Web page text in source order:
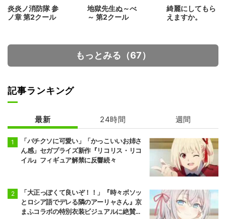
炎炎ノ消防隊 参
ノ章 第2クール
地獄先生ぬ～べ
～ 第2クール
綺麗にしてもら
えますか。
もっとみる（67）
記事ランキング
最新 24時間 週間
「バチクソに可愛い」「かっこいいお姉さ
ん感」セガプライズ新作『リコリス・リコ
イル』フィギュア解禁に反響続々
「大正っぽくて良いぞ！！」『時々ボソッ
とロシア語でデレる隣のアーリャさん』京
まふコラボの特別衣装ビジュアルに絶賛の